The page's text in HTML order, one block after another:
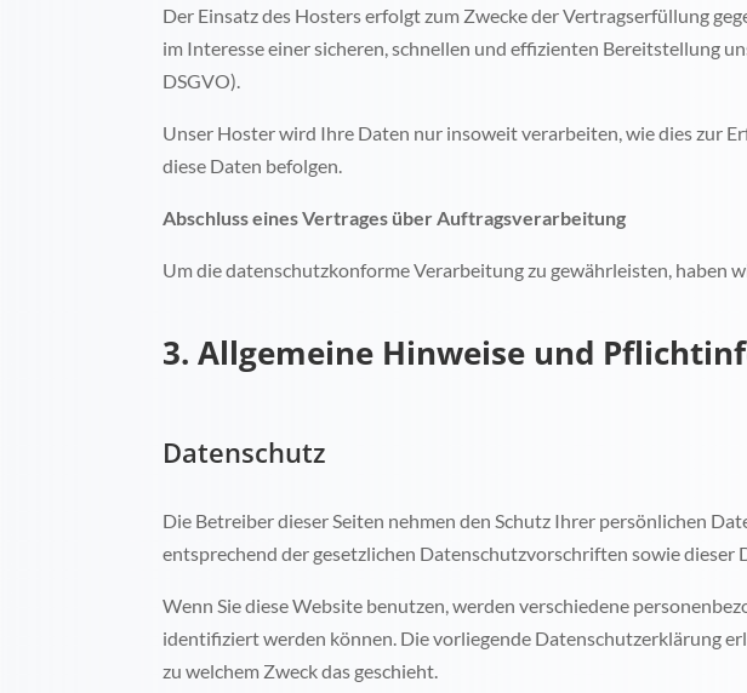
Der Einsatz des Hosters erfolgt zum Zwecke der Vertragserfüllung
im Interesse einer sicheren, schnellen und effizienten Bereitstellung
DSGVO).
Unser Hoster wird Ihre Daten nur insoweit verarbeiten, wie dies zur
diese Daten befolgen.
Abschluss eines Vertrages über Auftragsverarbeitung
Um die datenschutzkonforme Verarbeitung zu gewährleisten, haben
3. Allgemeine Hinweise und
Datenschutz
Die Betreiber dieser Seiten nehmen den Schutz Ihrer persönlichen
entsprechend der gesetzlichen Datenschutzvorschriften sowie dieser
Wenn Sie diese Website benutzen, werden verschiedene
identifiziert werden können. Die vorliegende Datenschutzerklärung
zu welchem Zweck das geschieht.